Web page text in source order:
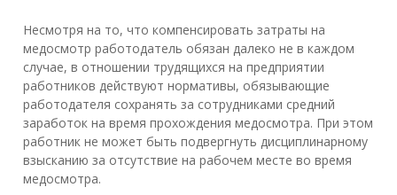
Несмотря на то, что компенсировать затраты на
медосмотр работодатель обязан далеко не в каждом
случае, в отношении трудящихся на предприятии
работников действуют нормативы, обязывающие
работодателя сохранять за сотрудниками средний
заработок на время прохождения медосмотра. При этом
работник не может быть подвергнуть дисциплинарному
взысканию за отсутствие на рабочем месте во время
медосмотра.